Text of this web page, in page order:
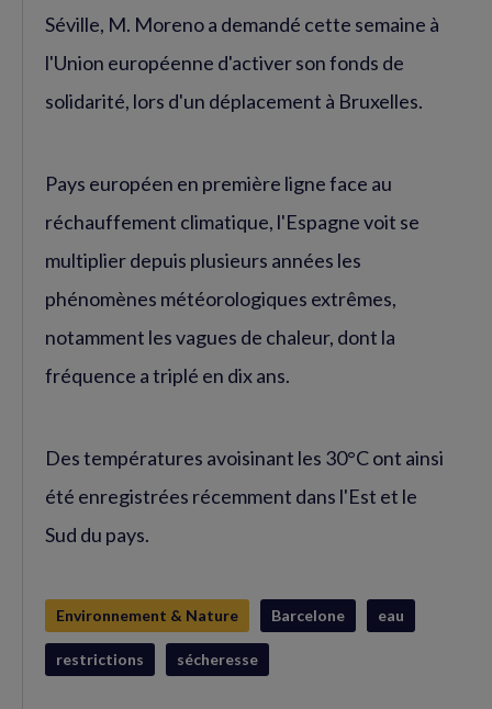
Séville, M. Moreno a demandé cette semaine à
l'Union européenne d'activer son fonds de
solidarité, lors d'un déplacement à Bruxelles.
Pays européen en première ligne face au
réchauffement climatique, l'Espagne voit se
multiplier depuis plusieurs années les
phénomènes météorologiques extrêmes,
notamment les vagues de chaleur, dont la
fréquence a triplé en dix ans.
Des températures avoisinant les 30°C ont ainsi
été enregistrées récemment dans l'Est et le
Sud du pays.
Environnement & Nature Barcelone eau
restrictions sécheresse